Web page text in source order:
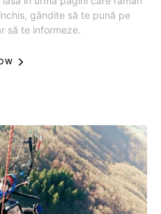
gândite să te pună pe
să te informeze.